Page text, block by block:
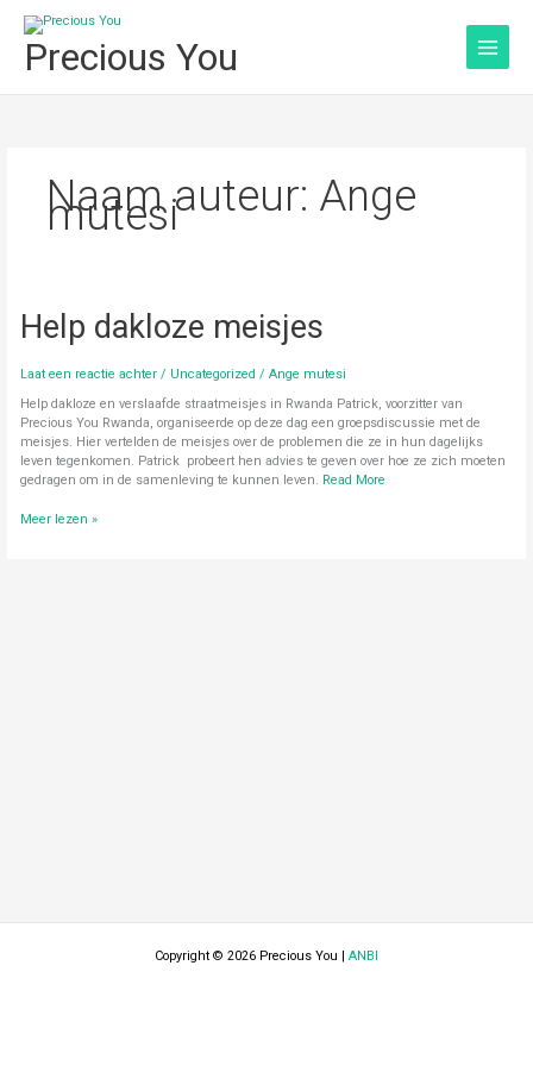
inhoudPrecious You
Naam auteur: Ange
mutesi
Help dakloze meisjes
Laat een reactie achter / Uncategorized / Ange mutesi
Help dakloze en verslaafde straatmeisjes in Rwanda Patrick, voorzitter van
Precious You Rwanda, organiseerde op deze dag een groepsdiscussie met de
meisjes. Hier vertelden de meisjes over de problemen die ze in hun dagelijks
leven tegenkomen. Patrick probeert hen advies te geven over hoe ze zich moeten
gedragen om in de samenleving te kunnen leven. Read More
Help
dakloze
Meer lezen »
Copyright © 2026 Precious You | ANBI